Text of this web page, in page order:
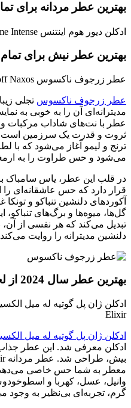
بهترین عطر مردانه برای
ادکلن دیور هوم اینتنس Dior Homme Intense
بهترین عطر نیش برای
عطر زرجوف ناکسوس Xerjoff Naxos
عطر زرجوف ناکسوس تجلی
مدیترانه‌ای آن را به خوبی به
عطر با نت‌های شاداب مرکبات و
ثروت و قدرت یک سرزمین است.
ترنج و لیمو آغاز می‌شود که
می‌شود و حس طراوت را به
در قلب این عطر، یاس سامباک
قرار دارد که حس عاشقانه‌ای را
آکوردهای دلنشین تنباکو و
گل‌ها، میوه‌ها و برگ‌های تنباکو،
تبدیل می‌کند که هر نفسی از
دلنشین مدیترانه را روایت
بهترین عطر سال 2024 از لحاظ بازاریابی
Elixir
ادکلن ژان پل گوتیه له میل
ادکلن معرفی شد. این عطر
معطر به شما حس خاصی
وانیل، عسل، کهربا و
گرم، تجربه‌ای بی‌نظیر به وجود